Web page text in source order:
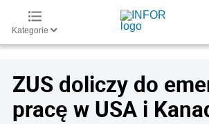
Kategorie
ZUS doliczy do
pracę w USA i